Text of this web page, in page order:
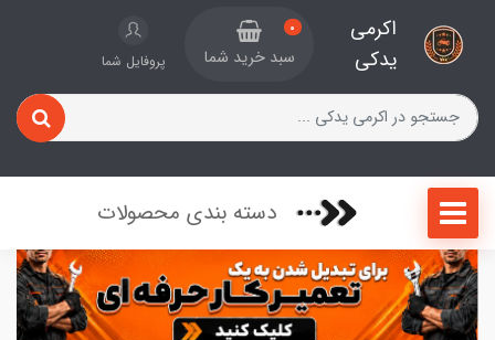
اکرمی
یدکی
0
سبد خرید شما پروفایل شما
دسته بندی محصولات